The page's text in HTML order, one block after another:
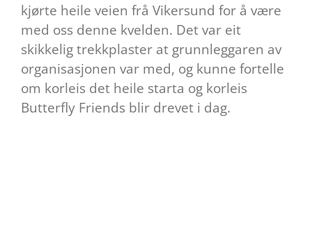
kjørte heile veien frå Vikersund for å være
med oss denne kvelden. Det var eit
skikkelig trekkplaster at grunnleggaren av
organisasjonen var med, og kunne fortelle
om korleis det heile starta og korleis
Butterfly Friends blir drevet i dag.